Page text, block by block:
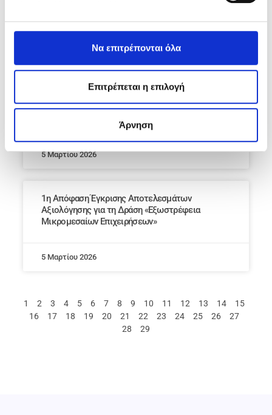
Να επιτρέπονται όλα
Επιτρέπεται η επιλογή
Άρνηση
9 Μαρτίου 2026
Νέα Παράταση Προθεσμίας Υποβολής Αιτήσεων
για τις Δράσεις του Προγράμματος «Θεσσαλία
5 Μαρτίου 2026
1η Απόφαση Έγκρισης Αποτελεσμάτων
Αξιολόγησης για τη Δράση «Εξωστρέφεια
Μικρομεσαίων Επιχειρήσεων»
5 Μαρτίου 2026
1 2 3 4 5 6 7 8 9 10 11 12 13 14
15
16
17 18 19 20 21 22 23 24 25 26
27
28
29